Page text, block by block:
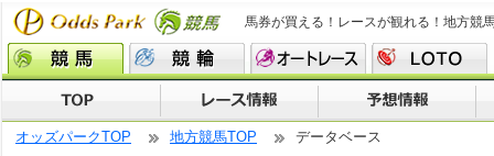
馬券が買える！レースが観れる！地方競
オッズパークTOP 地方競馬TOP データベース